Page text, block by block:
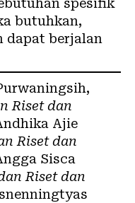
spesifik
butuhkan,
dapat berjalan
,
Riset dan
Ajie
Riset dan
Sisca
Riset dan